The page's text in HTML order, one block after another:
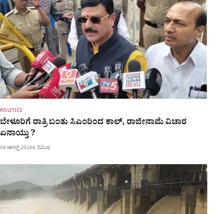
POLITICS
ಬೇಳೂರಿಗೆ ರಾತ್ರಿ ಬಂತು ಸಿಎಂರಿಂದ ಕಾಲ್​​, ರಾಜೀನಾಮೆ ವಿಚಾರ
ಏನಾಯ್ತು ?
04 ಆಗಸ್ಟ್ 20264 ನಿಮಿಷ